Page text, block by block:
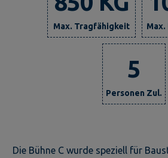
Max. Tragfähigkeit
5
Personen Zul.
Die Bühne C wurde speziell für